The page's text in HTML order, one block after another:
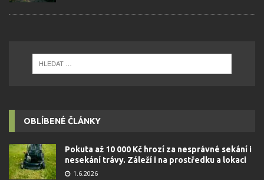
OBLÍBENÉ ČLÁNKY
Pokuta až 10 000 Kč hrozí za nesprávné sekání i
nesekání trávy. Záleží i na prostředku a lokaci
1.6.2026